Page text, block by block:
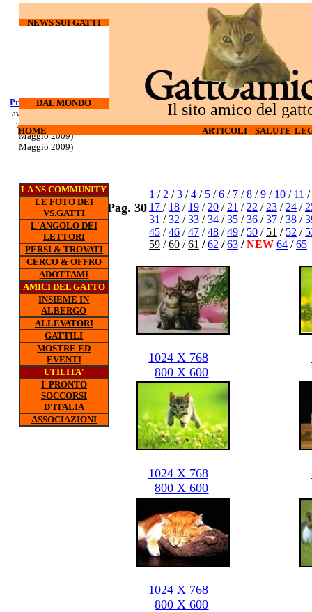
1 / 2 /3 /4 / 5 /6 / 7 /8 /9 / 10 / 11 /
17 / 18 / 19 / 20 / 21 / 22 / 23 / 24 /
31 /32 /33 /34 /35 /36 /37 /38 /
45 /46 /47 /48 / 49 / 50 / 51 / 52 /
59 / 60 / 61 / 62 / 63 /NEW 64 /65
HOME ARTICOLI SALUTE
Il sito amico del
DAL MONDO
NEWS SUI GATTI
HOME ARTICOLI SALUTE
LA NS COMMUNITY
LE FOTO DEI
VS.GATTI
L'ANGOLO DEI
LETTORI
PERSI & TROVATI
CERCO & OFFRO
ADOTTAMI
AMICI DEL GATTO
INSIEME IN
ALBERGO
ALLEVATORI
GATTILI
MOSTRE ED
EVENTI
UTILITA'
I PRONTO
SOCCORSI
D'ITALIA
ASSOCIAZIONI
Pag. 30
1024 X 768
800 X 600
1024 X 768
800 X 600
1024 X 768
800 X 600
Corso di
sopravvivenza
per gatti d'
appartamento (5
Maggio 2009)
Processo Docherty
aveva torturato ed
ucciso 3 gatti (6
Maggio 2009)